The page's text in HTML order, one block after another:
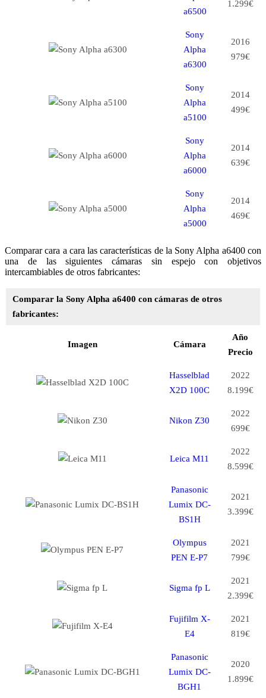
a6500
1.299€
Sony
Alpha
a6300
2016
979€
Sony
Alpha
a5100
2014
499€
Sony
Alpha
a6000
2014
639€
Sony
Alpha
a5000
2014
469€
Comparar cara a cara las características de la Sony Alpha a6400 con
una de las siguientes cámaras sin espejo con objetivos
intercambiables de otros fabricantes:
Comparar la Sony Alpha a6400 con cámaras de otros
fabricantes:
Imagen Cámara
Año
Precio
Hasselblad
X2D 100C
2022
8.199€
Nikon Z30
2022
699€
Leica M11
2022
8.599€
Panasonic
Lumix DC-
BS1H
2021
3.399€
Olympus
PEN E-P7
2021
799€
Sigma fp L
2021
2.399€
Fujifilm X-
E4
2021
819€
Panasonic
Lumix DC-
BGH1
2020
1.899€